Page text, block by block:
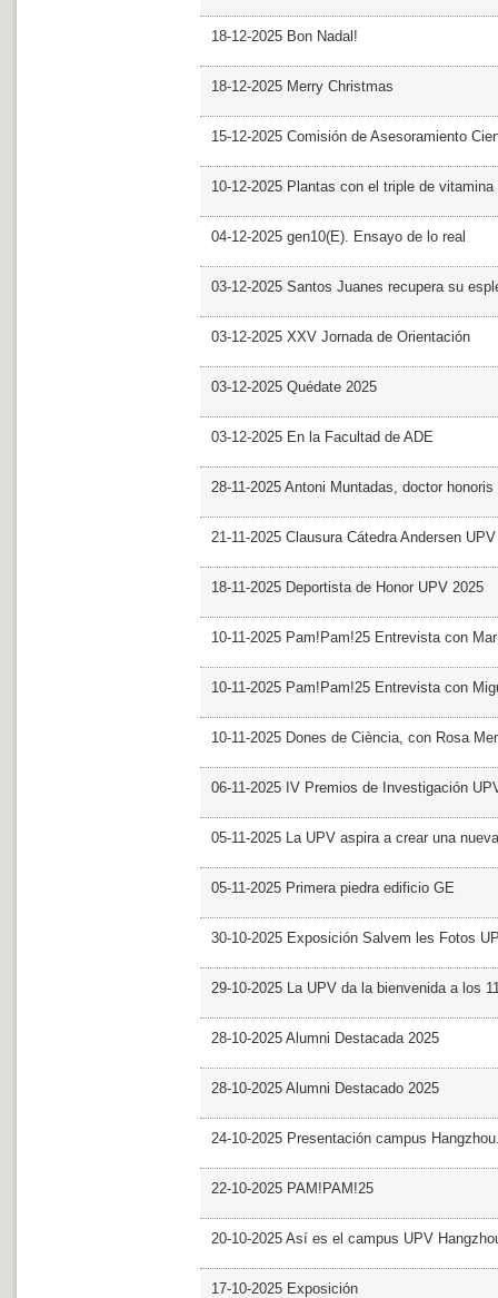
18-12-2025 Bon Nadal!
18-12-2025 Merry Christmas
15-12-2025 Comisión de Asesoramiento
10-12-2025 Plantas con el triple de vitamina
04-12-2025 gen10(E). Ensayo de lo real
03-12-2025 Santos Juanes recupera su
03-12-2025 XXV Jornada de Orientación
03-12-2025 Quédate 2025
03-12-2025 En la Facultad de ADE
28-11-2025 Antoni Muntadas, doctor
21-11-2025 Clausura Cátedra Andersen UPV
18-11-2025 Deportista de Honor UPV 2025
10-11-2025 Pam!Pam!25 Entrevista con
10-11-2025 Pam!Pam!25 Entrevista con
10-11-2025 Dones de Ciència, con Rosa
06-11-2025 IV Premios de Investigación
05-11-2025 La UPV aspira a crear una
05-11-2025 Primera piedra edificio GE
30-10-2025 Exposición Salvem les Fotos
29-10-2025 La UPV da la bienvenida a los
28-10-2025 Alumni Destacada 2025
28-10-2025 Alumni Destacado 2025
24-10-2025 Presentación campus
22-10-2025 PAM!PAM!25
20-10-2025 Así es el campus UPV
17-10-2025 Exposición